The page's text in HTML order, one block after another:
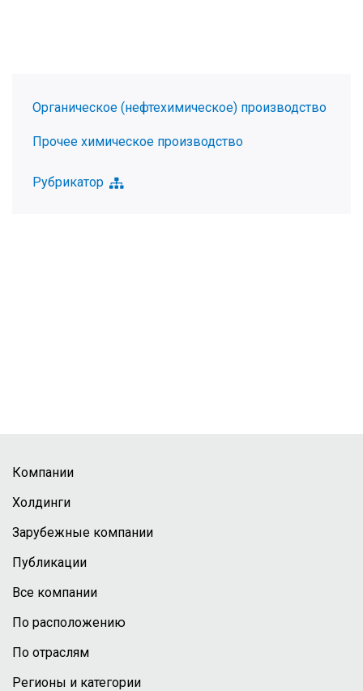
Органическое (нефтехимическое) производство
Прочее химическое производство
Рубрикатор
Компании
Холдинги
Зарубежные компании
Публикации
Все компании
По расположению
По отраслям
Регионы и категории